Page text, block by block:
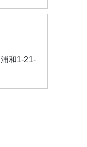
和1-21-